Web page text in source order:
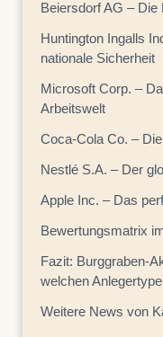
Beiersdorf AG –
Huntington Ingalls
nationale Sicherheit
Microsoft Corp. –
Arbeitswelt
Coca-Cola Co. –
Nestlé S.A. – Der
Apple Inc. – Das
Bewertungsmatrix
Fazit: Burggraben-
welchen
Weitere News von